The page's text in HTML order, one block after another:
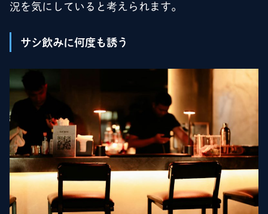
況を気にしていると考えられます。
サシ飲みに何度も誘う